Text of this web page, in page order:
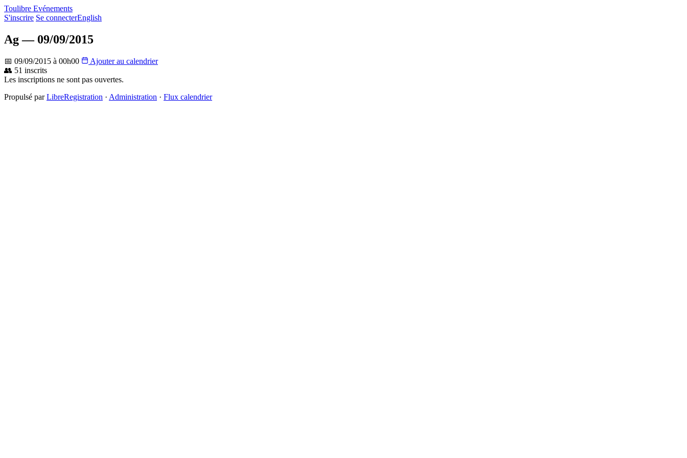
Toulibre Evénements
S'inscrire Se connecterEnglish
Ag — 09/09/2015
📅 09/09/2015 à 00h00
Ajouter au calendrier
👥 51 inscrits
Les inscriptions ne sont pas ouvertes.
Propulsé parLibreRegistration · Administration · Flux calendrier